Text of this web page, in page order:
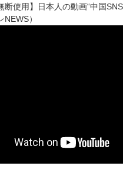
断使用】日本人の動画“中国
）